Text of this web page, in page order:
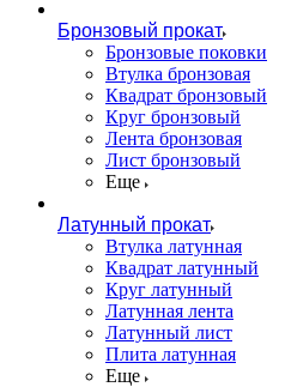
Бронзовый прокат
Бронзовые поковки
Втулка бронзовая
Квадрат бронзовый
Круг бронзовый
Лента бронзовая
Лист бронзовый
Еще
Латунный прокат
Втулка латунная
Квадрат латунный
Круг латунный
Латунная лента
Латунный лист
Плита латунная
Еще